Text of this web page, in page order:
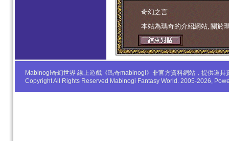
学生妹 奇幻之言
本站為瑪奇的介紹網站, 關於
Mabinogi奇幻世界 線上遊戲《瑪奇mabinogi》非官方資料網站，提供道
Copyright All Rights Reserved Mabinogi Fantasy World. 2005-2026,